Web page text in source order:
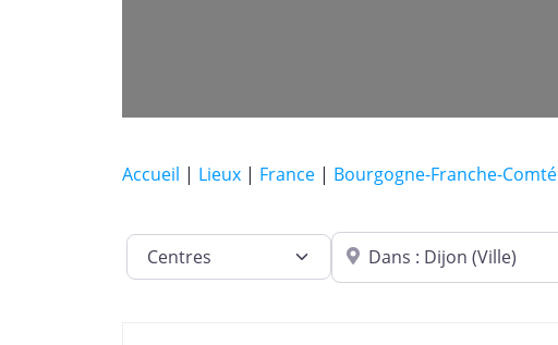
Accueil | Lieux | France | Bourgogne-Franche-Comté
Catégorie de lieu Dans quelle ville ?